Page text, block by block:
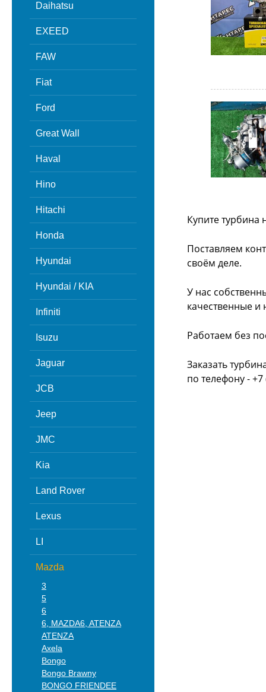
Daihatsu
EXEED
FAW
Fiat
Ford
Great Wall
Haval
Hino
Hitachi
Honda
Hyundai
Hyundai / KIA
Infiniti
Isuzu
Jaguar
JCB
Jeep
JMC
Kia
Land Rover
Lexus
LI
Mazda
3
5
6
6, MAZDA6, ATENZA
ATENZA
Axela
Bongo
Bongo Brawny
BONGO FRIENDEE
Купите турбина
Поставляем
своём деле.
У нас
качественные и
Работаем без
Заказать
по телефону -